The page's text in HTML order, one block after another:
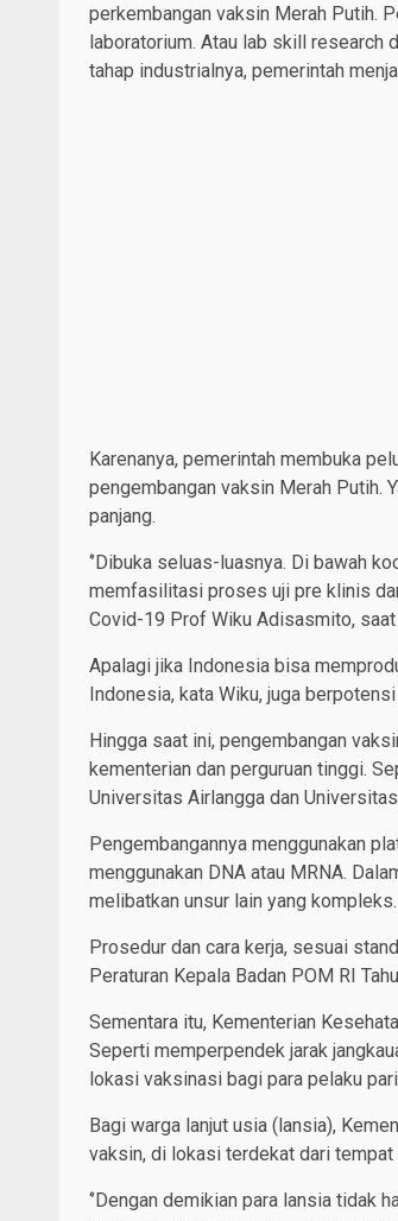
perkembangan vaksin Merah Putih.
laboratorium. Atau lab skill research
tahap industrialnya, pemerintah
Karenanya, pemerintah membuka
pengembangan vaksin Merah Putih.
panjang.
‘’Dibuka seluas-luasnya. Di bawah
memfasilitasi proses uji pre klinis
Covid-19 Prof Wiku Adisasmito,
Apalagi jika Indonesia bisa
Indonesia, kata Wiku, juga
Hingga saat ini, pengembangan
kementerian dan perguruan tinggi.
Universitas Airlangga dan Universitas
Pengembangannya menggunakan
menggunakan DNA atau MRNA.
melibatkan unsur lain yang kompleks.
Prosedur dan cara kerja, sesuai
Peraturan Kepala Badan POM RI
Sementara itu, Kementerian
Seperti memperpendek jarak
lokasi vaksinasi bagi para pelaku
Bagi warga lanjut usia (lansia),
vaksin, di lokasi terdekat dari tempat
‘’Dengan demikian para lansia